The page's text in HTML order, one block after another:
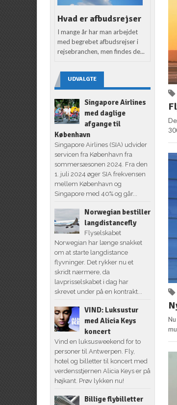
Hvad er afbudsrejser
I mange år har man arbejdet
med begrebet afbudsrejser i
rejsebranchen, men findes de...
UDVALGTE
Singapore Airlines
med daglige
afgange til
København
Singapore Airlines (SIA) udvider
servicen fra København fra
sommersæsonen 2024. Fra den
1. juli 2024 øger SIA frekvensen
mellem København og
Singapore med 40% og går...
Norwegian bestiller
langdistancefly
Flyselskabet
Norwegian har længe snakket
om at starte langdistance
flyvninger. Det rykker nu et
skridt nærmere, da
lavprisselskabet i dag har
skrevet under på en kontrakt...
VIND: Luksustur
med Alicia Keys
koncert
Vind en luksusweekend for to
personer til Antwerpen. Fly,
hotel og billetter til koncert med
verdensstjernen Alicia Keys er på
højkant. Prøv lykken nu!
Billige flybilletter